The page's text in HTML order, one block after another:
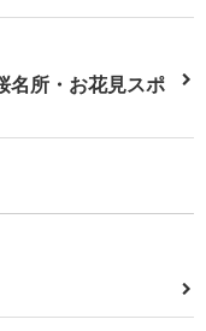
名所・お花見スポ